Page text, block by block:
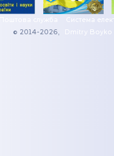
Поштова служба
Система
© 2014-2026,
Dmitry Boyko